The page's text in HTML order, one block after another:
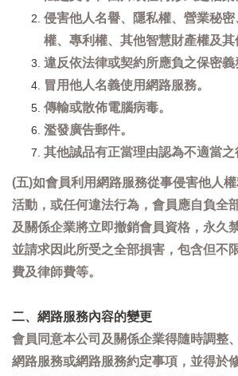
侵害他人名譽、隱私權、營業秘
權、專利權、其他智慧財產權及其
違反依法律或契約所應負之保密義
冒用他人名義使用網路服務。
傳輸或散佈電腦病毒。
濫發廣告郵件。
其他誠品有正當理由認為不適當之
(五)如會員利用網路服務從事侵害他人
活動，或任何違法行為，會員應自負全
及關係企業將立即撤銷會員資格，永久
並請求因此所受之全部損害，包含但不
費及律師費等。
二、網路服務內容的變更
會員同意本公司及關係企業得隨時調整
網路服務或網路服務約定事項，並得於